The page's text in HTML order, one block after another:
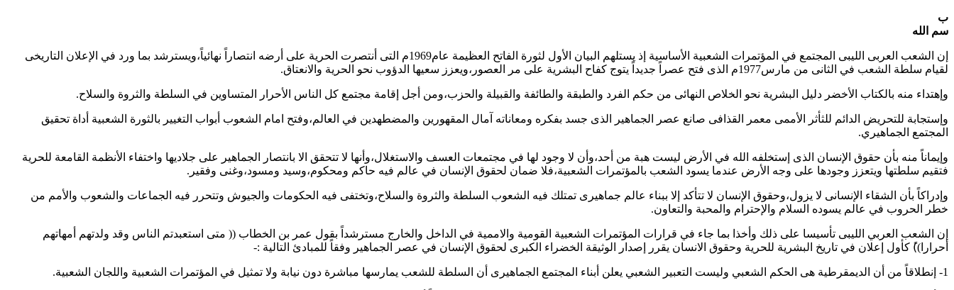
ب
سم الله
إن الشعب العربى الليبى المجتمع في المؤتمرات الشعبية الأساسية إذ يستلهم البيان الأول لثورة الفاتح العظيمة عام1969م التى أنتصرت الحرية على أرضه انتصاراً نهائياً،ويسترشد بما ورد في الإعلان التاريخى
لقيام سلطة الشعب في الثانى من مارس1977م الذى فتح عصراً جديداً يتوج كفاح البشرية على مر العصور،ويعزز سعيها الدؤوب نحو الحرية والانعتاق.
وإهتداء منه بالكتاب الأخضر دليل البشرية نحو الخلاص النهائى من حكم الفرد والطبقة والطائفة والقبيلة والحزب،ومن أجل إقامة مجتمع كل الناس الأحرار المتساوين في السلطة والثروة والسلاح.
وإستجابة للتحريض الدائم للثأثر الأممى معمر القذافى صانع عصر الجماهير الذى جسد بفكره ومعاناته آمال المقهورين والمضطهدين في العالم،وفتح امام الشعوب أبواب التغيير بالثورة الشعبية أداة تحقيق
المجتمع الجماهيري.
وإيماناً منه بأن حقوق الإنسان الذى إستخلفه الله في الأرض ليست هبة من أحد،وأن لا وجود لها في مجتمعات العسف والاستغلال،وأنها لا تتحقق الا بانتصار الجماهير على جلاديها واختفاء الأنظمة القامعة للحرية
فتقيم سلطتها ويتعزز وجودها على وجه الأرض عندما يسود الشعب بالمؤتمرات الشعبية،فلا ضمان لحقوق الإنسان في عالم فيه حاكم ومحكوم،وسيد ومسود،وغنى وفقير.
وإدراكاً بأن الشقاء الإنسانى لا يزول،وحقوق الإنسان لا تتأكد إلا ببناء عالم جماهيرى تمتلك فيه الشعوب السلطة والثروة والسلاح،وتختفى فيه الحكومات والجيوش وتتحرر فيه الجماعات والشعوب والأمم من
خطر الحروب في عالم يسوده السلام والإحترام والمحبة والتعاون.
إن الشعب العربي الليبى تأسيسا على ذلك وأخذا بما جاء في قرارات المؤتمرات الشعبية القومية والاممية في الداخل والخارج مسترشداً بقول عمر بن الخطاب (( متى استعبدتم الناس وقد ولدتهم أمهاتهم
أحرارا))ً كأول إعلان في تاريخ البشرية للحرية وحقوق الانسان يقرر إصدار الوثيقة الخضراء الكبرى لحقوق الإنسان في عصر الجماهير وفقاً للمبادئ التالية :-
1- إنطلاقاً من أن الديمقرطية هى الحكم الشعبي وليست التعبير الشعبي يعلن أبناء المجتمع الجماهيرى أن السلطة للشعب يمارسها مباشرة دون نيابة ولا تمثيل في المؤتمرات الشعبية واللجان الشعبية.